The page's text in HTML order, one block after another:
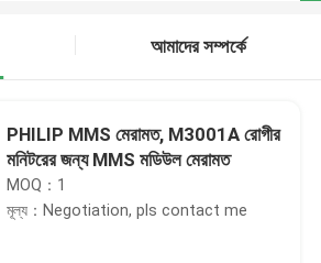
আমাদের সম্পর্কে
PHILIP MMS মেরামত, M3001A রোগীর
মনিটরের জন্য MMS মডিউল মেরামত
MOQ：1
মূল্য：Negotiation, pls contact me